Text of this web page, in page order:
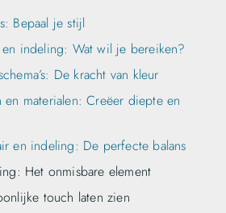
Bepaal je stijl
indeling: Wat wil je bereiken?
De kracht van kleur
en materialen: Creëer diepte en
en indeling: De perfecte balans
Het onmisbare element
touch laten zien